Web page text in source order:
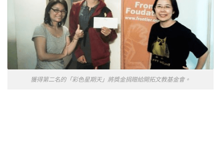
獲得第二名的「彩色星期天」將獎金捐贈給開拓文教基金會。